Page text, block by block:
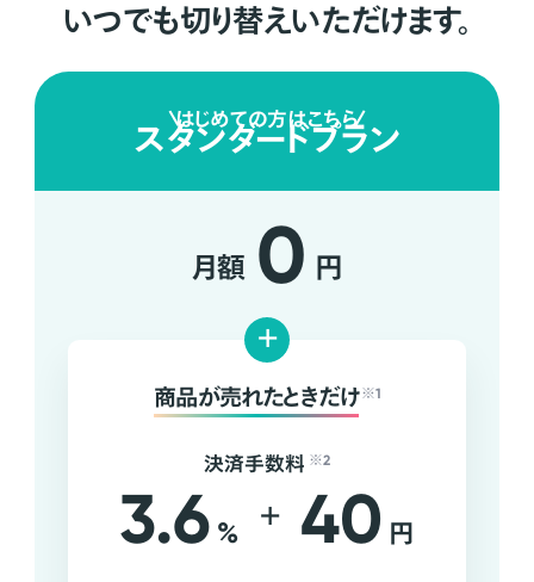
いつでも切り替えいただけます。
はじめての方はこちら
スタンダードプラン
月額 0 円
+
商品が売れたときだけ ※1
決済手数料 ※2
3.6 % + 40 円